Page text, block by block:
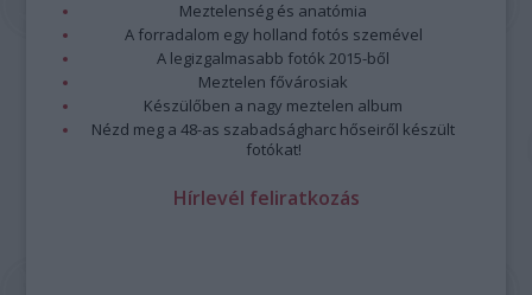
Meztelenség és anatómia
A forradalom egy holland fotós szemével
A legizgalmasabb fotók 2015-ből
Meztelen fővárosiak
Készülőben a nagy meztelen album
Nézd meg a 48-as szabadságharc hőseiről készült
fotókat!
Hírlevél feliratkozás